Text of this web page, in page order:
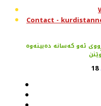
Contact -
ئەو کەسانە دەبینەوە